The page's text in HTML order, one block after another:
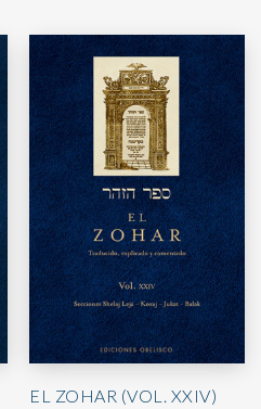
EL ZOHAR (VOL. XXIV)